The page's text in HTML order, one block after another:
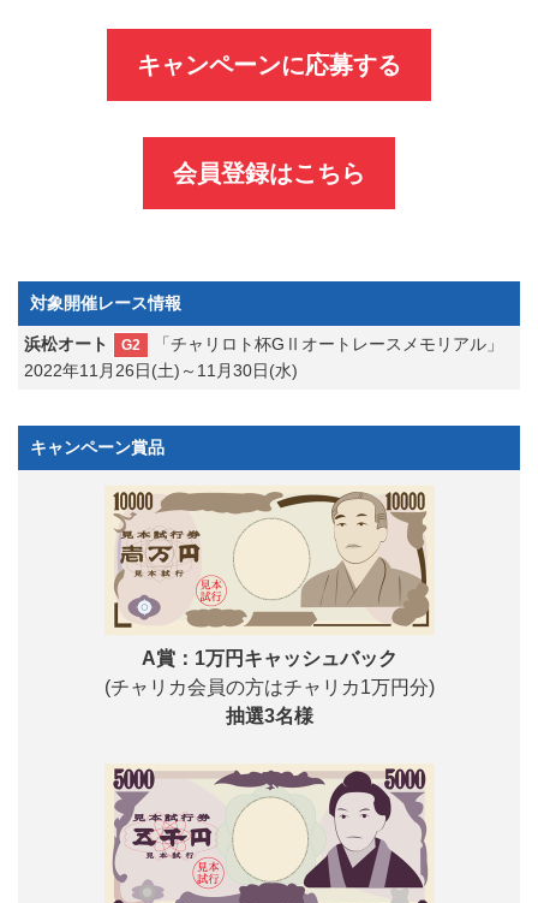
キャンペーンに応募する
会員登録はこちら
対象開催レース情報
浜松オート G2
「チャリロト杯GⅡオートレースメモリアル」
2022年11月26日(土)～11月30日(水)
キャンペーン賞品
A賞：1万円キャッシュバック
(チャリカ会員の方はチャリカ1万円分)
抽選3名様